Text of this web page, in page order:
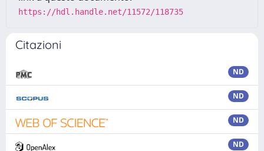
https://hdl.handle.net/11572/118735
Citazioni
ND
ND
ND
ND